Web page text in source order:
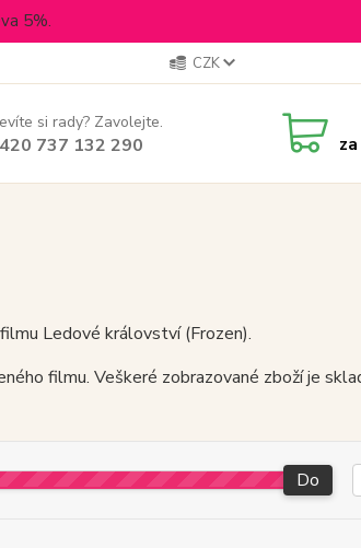
5%.
CZK
si rady? Zavolejte.
737 132 290 za
Ledové království (Frozen).
filmu. Veškeré zobrazované zboží je
Do